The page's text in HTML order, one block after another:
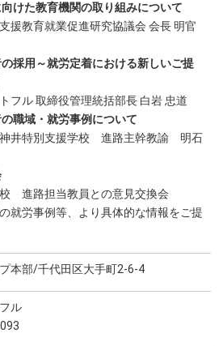
向けた教育機関の取り組みについて
援教育就業促進研究協議会 会長 明官
の採用～就労定着における新しいご提
フル 取締役管理統括部長 白岩 忠道
の職域・就労事例について
井特別支援学校 進路主幹教諭 明石
進路担当教員との意見交換会
就労事例等、より具体的な情報をご提
本部/千代田区大手町2-6-4
ル